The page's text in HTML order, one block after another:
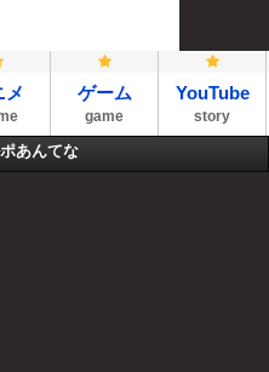
メ ゲーム
game
YouTube
story
あんてな